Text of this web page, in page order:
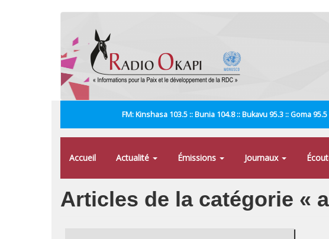
FM: Kinshasa 103.5 :: Bunia 104.8 :: Bukavu 95.3 :: Goma
Accueil Actualité Émissions Journaux
Articles de la catégorie «